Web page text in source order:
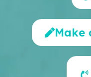
Make